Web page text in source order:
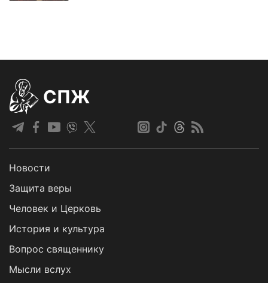
СПЖ
Новости
Защита веры
Человек и Церковь
История и культура
Вопрос священнику
Мысли вслух